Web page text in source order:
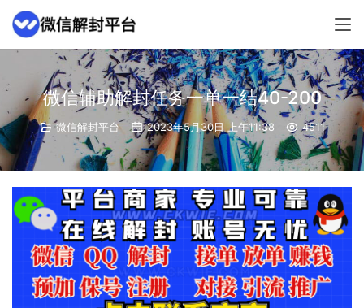
微信辅助解封任务一单一结40-200
微信解封平台 2023年5月30日 上午11:38 4511